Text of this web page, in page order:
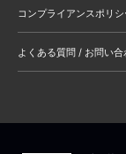
コンプライアンスポリシ
よくある質問 / お問い合